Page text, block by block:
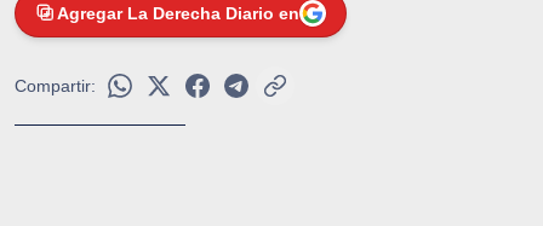
Agregar La Derecha Diario en
Compartir: